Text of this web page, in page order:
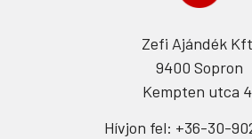
Zefi Ajándék
9400 Sopron
Kempten utca
Hívjon fel: +36-30-